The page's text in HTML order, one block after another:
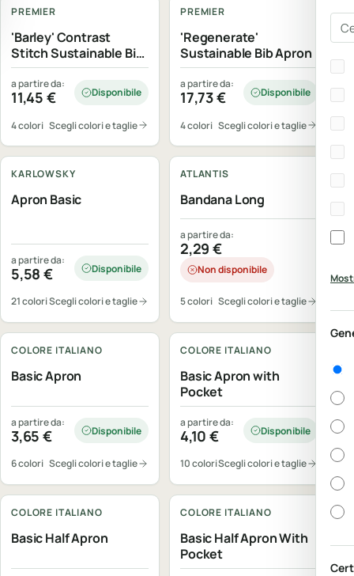
PREMIER
'Barley' Contrast
Stitch Sustainable Bib
Apron
a partire da:
11,45 € Disponibile
4 colori Scegli colori e taglie
PREMIER
'Regenerate'
Sustainable Bib Apron
a partire da:
17,73€ Disponibile
4 colori Scegli colori e taglie
KARLOWSKY
Apron Basic
a partire da:
5,58€ Disponibile
21 coloriScegli colori e taglie
ATLANTIS
Bandana Long
a partire da:
2,29€
Non disponibile
5 colori Scegli colori e taglie
COLORE ITALIANO
Basic Apron
a partire da:
3,65€ Disponibile
6 colori Scegli colori e taglie
COLORE ITALIANO
Basic Apron with
Pocket
a partire da:
4,10€ Disponibile
10 coloriScegli colori e taglie
COLORE ITALIANO
Basic Half Apron
COLORE ITALIANO
Basic Half Apron With
Pocket